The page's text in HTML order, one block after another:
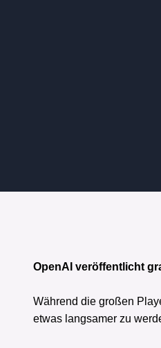
OpenAI veröffentlicht
Während die großen
etwas langsamer zu